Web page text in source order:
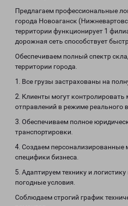
Предлагаем профессиональные
города Новоаганск
территории функционирует 1
дорожная сеть способствует
Обеспечиваем полный спектр
территории города.
1. Все грузы застрахованы на
2. Клиенты могут контролировать
отправлений в режиме реального
3. Обеспечиваем полное
транспортировки.
4. Создаем персонализированные
специфики бизнеса.
5. Адаптируем технику и
погодные условия.
Соблюдаем строгий график